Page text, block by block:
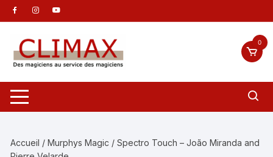
Aller
au
contenu
0
Accueil /Murphys Magic / Spectro Touch – João Miranda and